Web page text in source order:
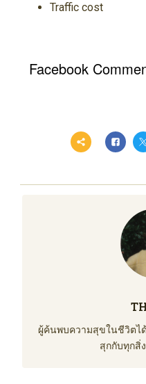
Traffic cost
Facebook
ผู้ค้นพบความสุขในชีวิตไ
สุกกับทุกสิ่